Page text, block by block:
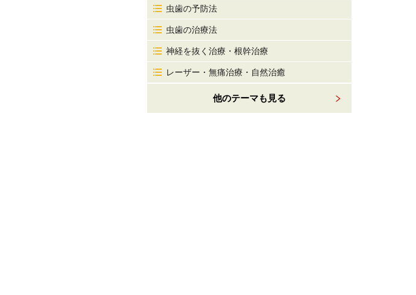
虫歯の予防法
虫歯の治療法
神経を抜く治療・根幹治療
レーザー・無痛治療・自然治癒
他のテーマも見る